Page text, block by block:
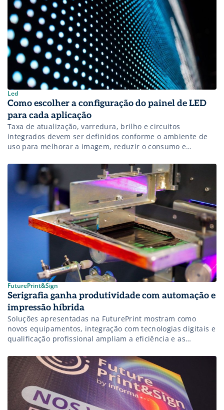
Led
Como escolher a configuração do painel de LED
para cada aplicação
Taxa de atualização, varredura, brilho e circuitos
integrados devem ser definidos conforme o ambiente de
uso para melhorar a imagem, reduzir o consumo e
FuturePrint&Sign
Serigrafia ganha produtividade com automação e
impressão híbrida
Soluções apresentadas na FuturePrint mostram como
novos equipamentos, integração com tecnologias digitais e
qualificação profissional ampliam a eficiência e as